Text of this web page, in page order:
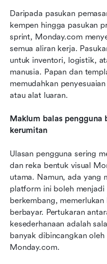
Daripada pasukan
kempen hingga pasukan
sprint, Monday.com
semua aliran kerja.
untuk inventori, logistik,
manusia. Papan dan
memudahkan
atau alat luaran.
Maklum balas
kerumitan
Ulasan pengguna sering
dan reka bentuk visual
utama. Namun, ada yang
platform ini boleh
berkembang,
berbayar. Pertukaran
kesederhanaan adalah
banyak dibincangkan
Monday.com.